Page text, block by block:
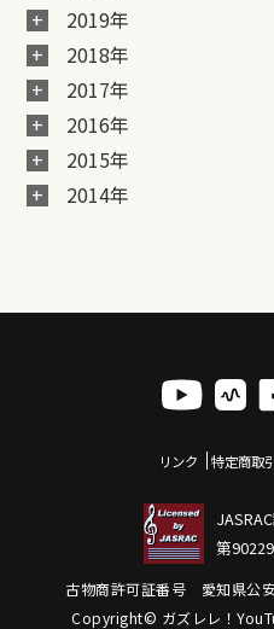
2019年
2018年
2017年
2016年
2015年
2014年
リンク 特定商取
第
古物商許可証番号 愛知県公
Copyright© ガズレレ！